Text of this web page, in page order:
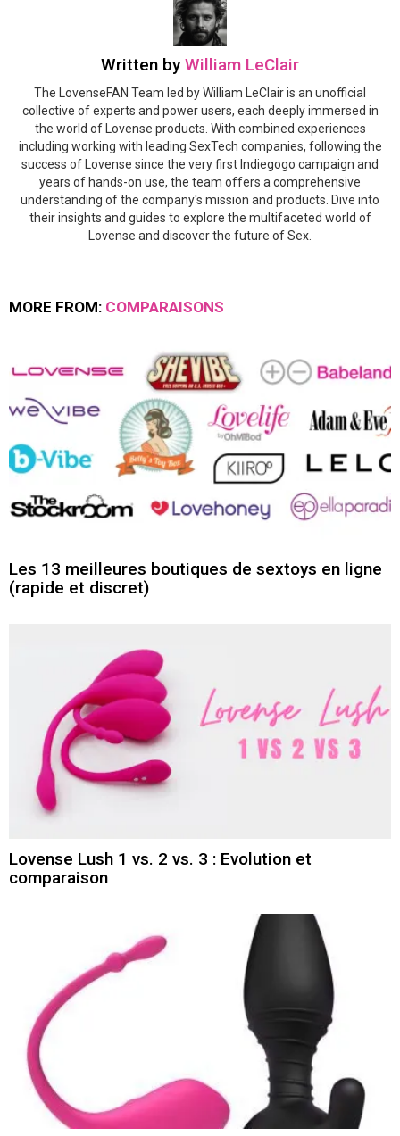
Written by William LeClair
The LovenseFAN Team led by William LeClair is an unofficial
collective of experts and power users, each deeply immersed in
the world of Lovense products. With combined experiences
including working with leading SexTech companies, following the
success of Lovense since the very first Indiegogo campaign and
years of hands-on use, the team offers a comprehensive
understanding of the company's mission and products. Dive into
their insights and guides to explore the multifaceted world of
Lovense and discover the future of Sex.
MORE FROM: COMPARAISONS
Les 13 meilleures boutiques de sextoys en ligne
(rapide et discret)
Lovense Lush 1 vs. 2 vs. 3 : Evolution et
comparaison